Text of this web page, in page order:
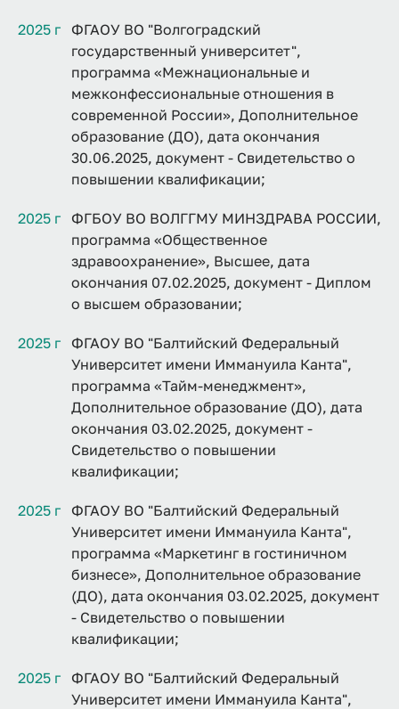
2025 г
ФГАОУ ВО "Волгоградский
государственный университет",
программа «Межнациональные и
межконфессиональные отношения в
современной России», Дополнительное
образование (ДО), дата окончания
30.06.2025, документ - Свидетельство о
повышении квалификации;
2025 г
ФГБОУ ВО ВОЛГГМУ МИНЗДРАВА РОССИИ,
программа «Общественное
здравоохранение», Высшее, дата
окончания 07.02.2025, документ - Диплом
о высшем образовании;
2025 г
ФГАОУ ВО "Балтийский Федеральный
Университет имени Иммануила Канта",
программа «Тайм-менеджмент»,
Дополнительное образование (ДО), дата
окончания 03.02.2025, документ -
Свидетельство о повышении
квалификации;
2025 г
ФГАОУ ВО "Балтийский Федеральный
Университет имени Иммануила Канта",
программа «Маркетинг в гостиничном
бизнесе», Дополнительное образование
(ДО), дата окончания 03.02.2025, документ
- Свидетельство о повышении
квалификации;
2025 г
ФГАОУ ВО "Балтийский Федеральный
Университет имени Иммануила Канта",